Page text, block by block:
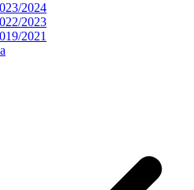
2024
2023
2021